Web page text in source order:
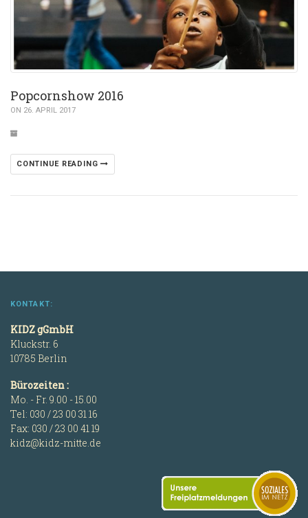
Popcornshow 2016
ON 26. APRIL 2017
CONTINUE READING
KONTAKT:
KIDZ gGmbH
Kluckstr. 6
10785 Berlin
Bürozeiten :
Mo. - Fr. 9.00 - 15.00
Tel: 030 / 23 00 31 16
Fax: 030 / 23 00 41 19
kidz@kidz-mitte.de